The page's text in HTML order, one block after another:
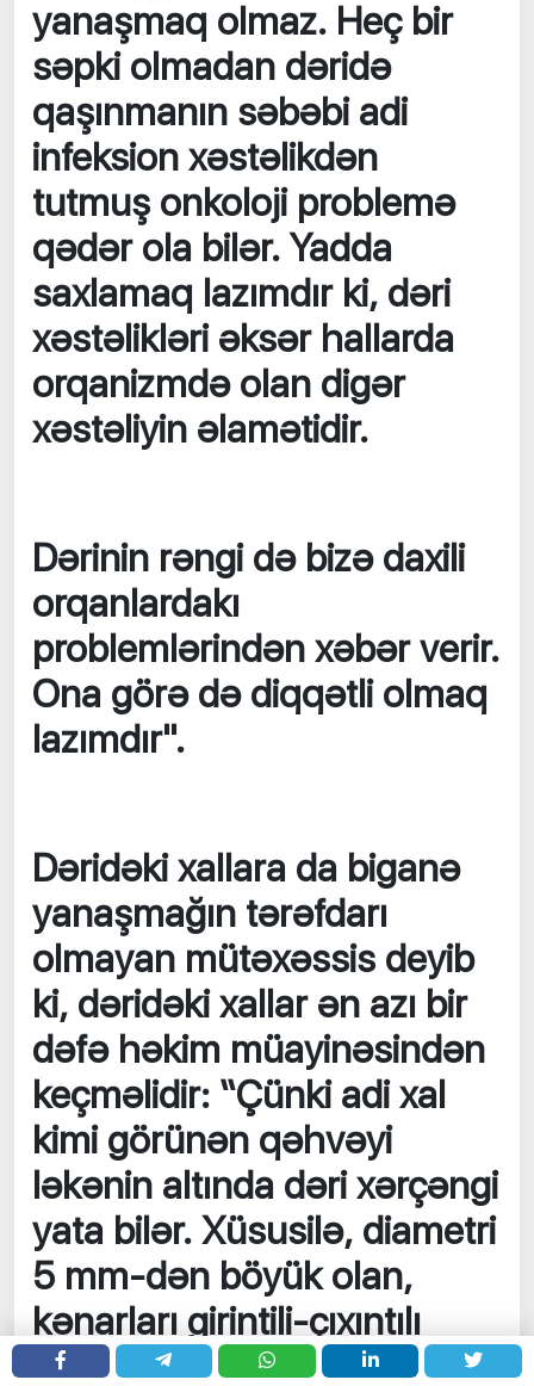
yanaşmaq olmaz. Heç bir
səpki olmadan dəridə
qaşınmanın səbəbi adi
infeksion xəstəlikdən
tutmuş onkoloji problemə
qədər ola bilər. Yadda
saxlamaq lazımdır ki, dəri
xəstəlikləri əksər hallarda
orqanizmdə olan digər
xəstəliyin əlamətidir.
Dərinin rəngi də bizə daxili
orqanlardakı
problemlərindən xəbər verir.
Ona görə də diqqətli olmaq
lazımdır".
Dəridəki xallara da biganə
yanaşmağın tərəfdarı
olmayan mütəxəssis deyib
ki, dəridəki xallar ən azı bir
dəfə həkim müayinəsindən
keçməlidir: “Çünki adi xal
kimi görünən qəhvəyi
ləkənin altında dəri xərçəngi
yata bilər. Xüsusilə, diametri
5 mm-dən böyük olan,
kənarları girintili-çıxıntılı
lakin yumru olmayan iki